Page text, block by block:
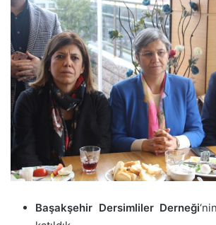
Başakşehir Dersimliler Derneği